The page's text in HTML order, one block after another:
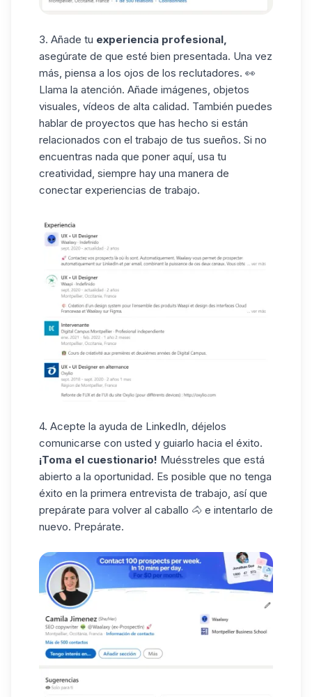
3. Añade tu experiencia profesional,
asegúrate de que esté bien presentada. Una vez
más, piensa a los ojos de los reclutadores. 👀
Llama la atención. Añade imágenes, objetos
visuales, vídeos de alta calidad. También puedes
hablar de proyectos que has hecho si están
relacionados con el trabajo de tus sueños. Si no
encuentras nada que poner aquí, usa tu
creatividad, siempre hay una manera de
conectar experiencias de trabajo.
4. Acepte la ayuda de LinkedIn, déjelos
comunicarse con usted y guiarlo hacia el éxito.
¡Toma el cuestionario! Muésstreles que está
abierto a la oportunidad. Es posible que no tenga
éxito en la primera entrevista de trabajo, así que
prepárate para volver al caballo 🐴 e intentarlo de
nuevo. Prepárate.